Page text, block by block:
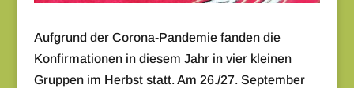
Aufgrund der Corona-Pandemie fanden die
Konfirmationen in diesem Jahr in vier kleinen
Gruppen im Herbst statt. Am 26./27. September